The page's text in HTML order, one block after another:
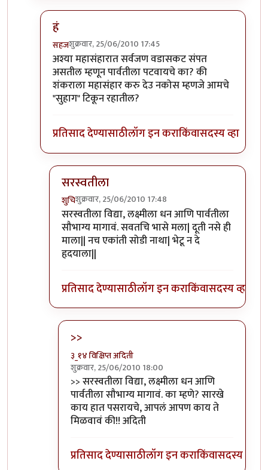
हं
सहजशुक्रवार, 25/06/2010 17:45
In reply toमहादेवचbyशुचि
अश्या महासंहारात सर्वजण वडासकट संपत
असतील म्हणून पार्वतीला पटवायचे का? की
शंकराला महासंहार करु देउ नकोस म्हणजे आमचे
"सुहाग" टिकून रहातील?
प्रतिसाद देण्यासाठीलॉग इन कराकिंवासदस्य व्हा
सरस्वतीला
शुचिशुक्रवार, 25/06/2010 17:48
In reply toहंbyसहज
सरस्वतीला विद्या, लक्ष्मीला धन आणि पार्वतीला
सौभाग्य मागावं. सवतचि भासे मला| दूती नसे ही
माला|| नच एकांती सोडी नाथा| भेटू न दे
हृदयाला||
प्रतिसाद देण्यासाठीलॉग इन कराकिंवासदस्य व्हा
>>
३_१४ विक्षिप्त अदिती
शुक्रवार, 25/06/2010 18:00
In reply toसरस्वतीलाbyशुचि
>> सरस्वतीला विद्या, लक्ष्मीला धन आणि
पार्वतीला सौभाग्य मागावं. का म्हणे? सारखे
काय हात पसरायचे, आपलं आपण काय ते
मिळवावं की!! अदिती
प्रतिसाद देण्यासाठीलॉग इन कराकिंवासदस्य व्हा